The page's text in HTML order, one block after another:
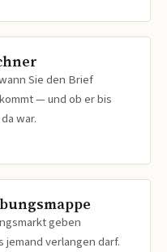
Sie den Brief
— und ob er bis
war.
geben
verlangen darf.